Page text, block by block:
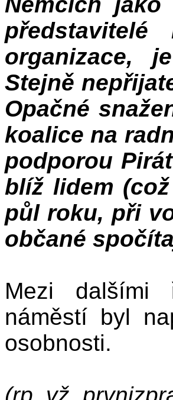
organizace,
Stejně
Opačné
koalice na
podporou
blíž lidem
půl roku, při
občané
Mezi dalšími
náměstí byl
osobnosti.